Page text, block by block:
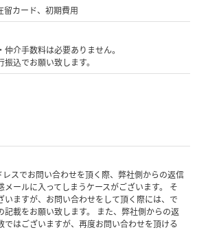
留カード、初期費用
介手数料は必要ありません。
込でお願い致します。
スでお問い合わせを頂く際、弊社側からの返信
メールに入ってしまうケースがございます。 そ
いますが、お問い合わせをして頂く際には、で
記載をお願い致します。 また、弊社側からの返
ではございますが、再度お問い合わせを頂ける